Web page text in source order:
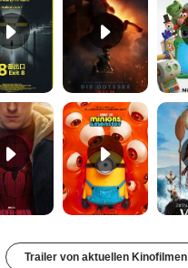
Minions & Monster Trailer (3) DF
Trailer von aktuellen Kinofilmen